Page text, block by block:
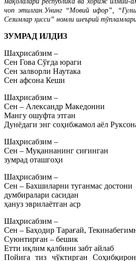
чоп этилган.Унинг “Мовий ифор”,
Сезимлар ҳисси” номли шеърий
ЗУМРАД ИЛДИЗ
Шаҳрисабзим –
Сен Гова Сўғда юраги
Сен залворли Наутака
Сен афсона Кеши
Шаҳрисабзим –
Сен – Александр Македонни
Мангу ошуфта этган
Дунёдаги энг соҳибжамол аёл
Шаҳрисабзим –
Сен – Муқаннанинг сиғинган
зумрад оташгоҳи
Шаҳрисабзим –
Сен – Бахшиларни туганмас достони
думбиралари сасидан
ҳануз эврилаётган аср
Шаҳрисабзим –
Сен – Баҳодир Тарағай,
Суюнтирган – бешик
Етти иқлим қалбини забт айлаб
Пойига тиз чўктирган